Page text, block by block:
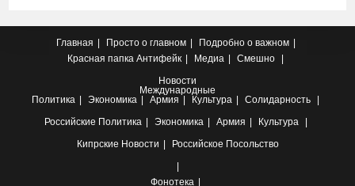
Главная Просто о главном
Подробно о важном
Красная папка Антифейк Медиа
Смешно
Новости
Международные
Политика
Экономика Армия Культура
Солидарность
Российские Политика Экономика Армия
Культура
Кипрские Новости Российское Посольство
Фонотека